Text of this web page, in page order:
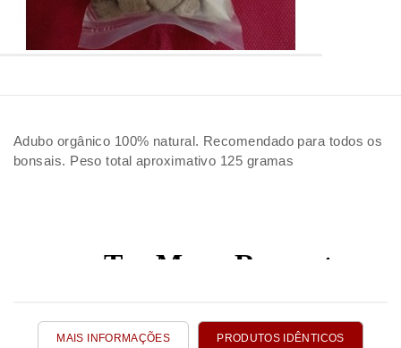
Adubo orgânico 100% natural. Recomendado para todos os
bonsais. Peso total aproximativo 125 gramas
MAIS INFORMAÇÕES PRODUTOS IDÊNTICOS